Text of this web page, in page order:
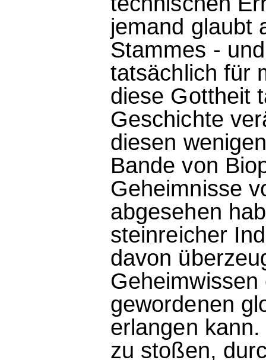
jemand glaubt
Stammes -
tatsächlich für
diese Gottheit
Geschichte
diesen
Bande von
Geheimnisse
abgesehen
steinreicher
davon
gewordenen
erlangen
zu stoßen,